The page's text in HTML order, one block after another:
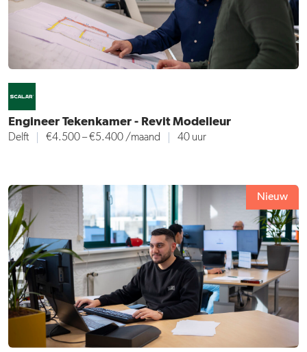
Engineer Tekenkamer - Revit Modelleur
Delft €4.500 – €5.400 /maand 40 uur
Nieuw